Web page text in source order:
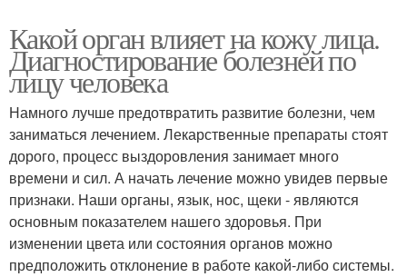
Какой орган влияет на кожу лица.
Диагностирование болезней по
лицу человека
Намного лучше предотвратить развитие болезни, чем
заниматься лечением. Лекарственные препараты стоят
дорого, процесс выздоровления занимает много
времени и сил. А начать лечение можно увидев первые
признаки. Наши органы, язык, нос, щеки - являются
основным показателем нашего здоровья. При
изменении цвета или состояния органов можно
предположить отклонение в работе какой-либо системы.